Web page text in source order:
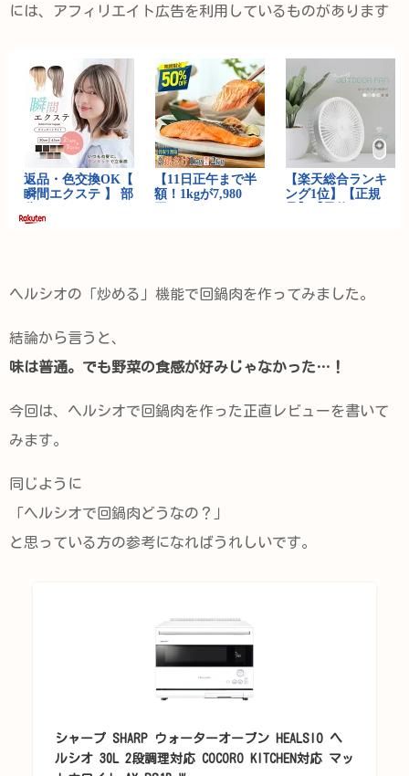
には、アフィリエイト広告を利用しているものがあります
ヘルシオの「炒める」機能で回鍋肉を作ってみました。
結論から言うと、
味は普通。でも野菜の食感が好みじゃなかった…！
今回は、ヘルシオで回鍋肉を作った正直レビューを書いて
みます。
同じように
「ヘルシオで回鍋肉どうなの？」
と思っている方の参考になればうれしいです。
シャープ SHARP ウォーターオーブン HEALSIO ヘ
ルシオ 30L 2段調理対応 COCORO KITCHEN対応 マッ